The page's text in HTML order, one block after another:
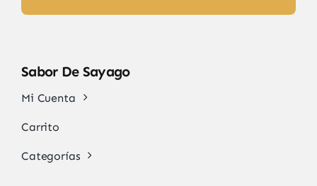
Sabor De Sayago
Mi Cuenta
Carrito
Categorías